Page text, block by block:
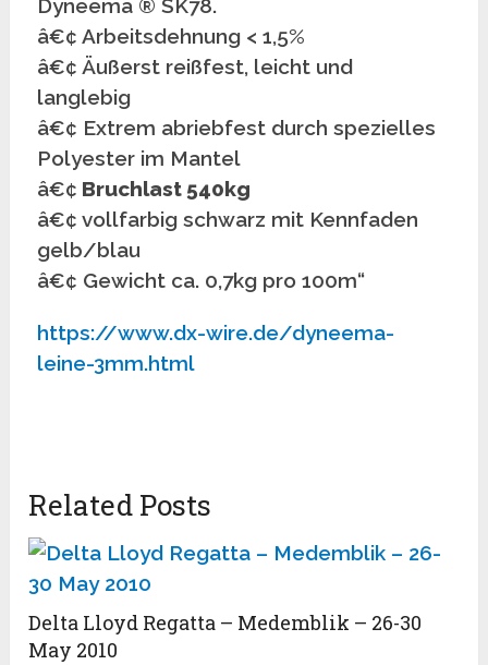
Dyneema ® SK78.
â€¢ Arbeitsdehnung < 1,5%
â€¢ Äußerst reißfest, leicht und
langlebig
â€¢ Extrem abriebfest durch spezielles
Polyester im Mantel
â€¢ Bruchlast 540kg
â€¢ vollfarbig schwarz mit Kennfaden
gelb/blau
â€¢ Gewicht ca. 0,7kg pro 100m“
https://www.dx-wire.de/dyneema-
leine-3mm.html
Related Posts
Delta Lloyd Regatta – Medemblik – 26-30
May 2010